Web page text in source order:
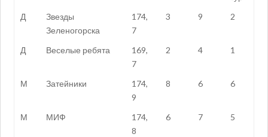
Д
Звезды
Зеленогорска
174,
7
3 9 2
Д Веселые ребята
169,
7
2 4 1
М Затейники
174,
9
8 6 6
М МИФ
174,
8
6 7 5